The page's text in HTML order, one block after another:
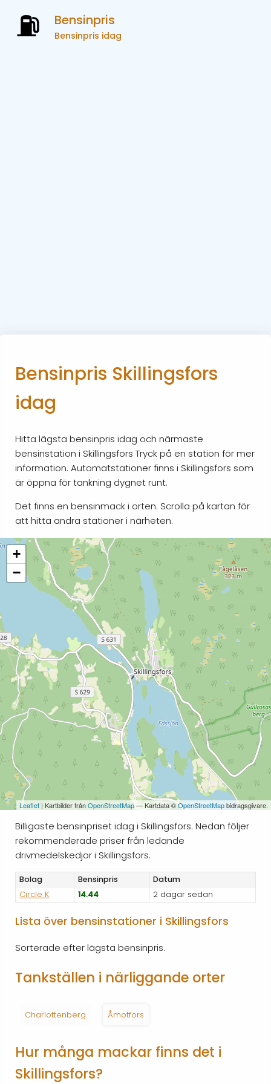
Bensinpris
Bensinpris idag
Bensinpris Skillingsfors
idag
Hitta lägsta bensinpris idag och närmaste
bensinstation i Skillingsfors Tryck på en station för mer
information. Automatstationer finns i Skillingsfors som
är öppna för tankning dygnet runt.
Det finns en bensinmack i orten. Scrolla på kartan för
att hitta andra stationer i närheten.
+
−
Leaflet | Kartbilder frånOpenStreetMap— Kartdata ©OpenStreetMapbidragsgivare.
Billigaste bensinpriset idag i Skillingsfors. Nedan följer
rekommenderade priser från ledande
drivmedelskedjor i Skillingsfors.
Bolag Bensinpris
Datum
Circle K
14.44 2 dagar sedan
Lista över bensinstationer i Skillingsfors
Sorterade efter lägsta bensinpris.
Tankställen i närliggande orter
Charlottenberg Åmotfors
Hur många mackar finns det i
Skillingsfors?